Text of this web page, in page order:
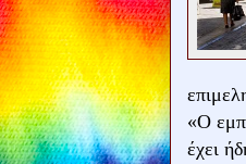
«Ο
έχει